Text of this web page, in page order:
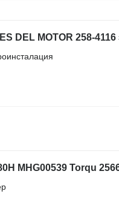
DEL MOTOR 258-